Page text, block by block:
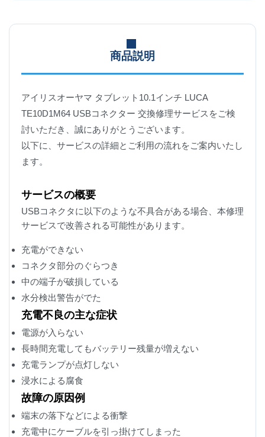
商品説明
アイリスオーヤマ タブレット10.1インチ LUCA
TE10D1M64 USBコネクター 交換修理サービスをご検
討いただき、誠にありがとうございます。
以下に、サービスの詳細とご利用の流れをご案内いたし
ます。
サービスの概要
USBコネクタに以下のような不具合がある場合、本修理
サービスで改善される可能性があります。
充電ができない
コネクタ部分のぐらつき
中の端子が破損している
水分検出警告がでた
充電不良の主な症状
電源が入らない
長時間充電してもバッテリー残量が増えない
充電ランプが点灯しない
浸水による腐食
故障の原因例
端末の落下などによる衝撃
充電中にケーブルを引っ掛けてしまった